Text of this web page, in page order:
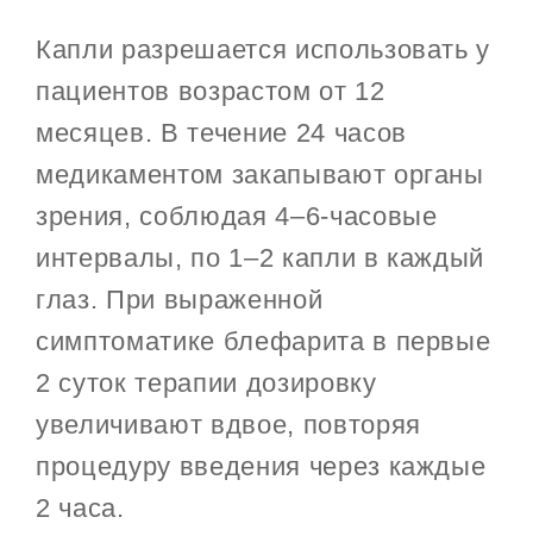
Капли разрешается использовать у
пациентов возрастом от 12
месяцев. В течение 24 часов
медикаментом закапывают органы
зрения, соблюдая 4–6-часовые
интервалы, по 1–2 капли в каждый
глаз. При выраженной
симптоматике блефарита в первые
2 суток терапии дозировку
увеличивают вдвое, повторяя
процедуру введения через каждые
2 часа.